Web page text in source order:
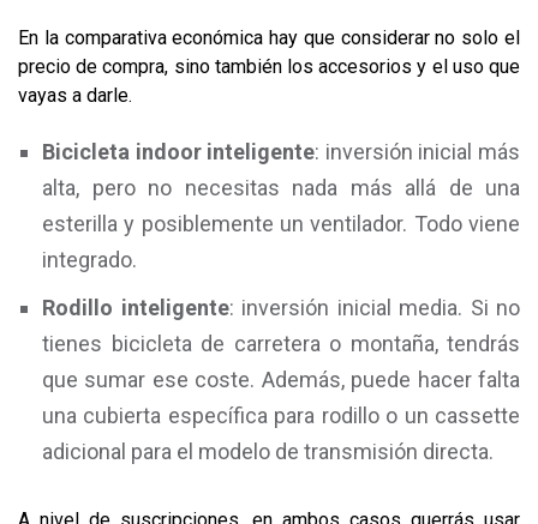
En la comparativa económica hay que considerar no solo el
precio de compra, sino también los accesorios y el uso que
vayas a darle.
Bicicleta indoor inteligente: inversión inicial más
alta, pero no necesitas nada más allá de una
esterilla y posiblemente un ventilador. Todo viene
integrado.
Rodillo inteligente: inversión inicial media. Si no
tienes bicicleta de carretera o montaña, tendrás
que sumar ese coste. Además, puede hacer falta
una cubierta específica para rodillo o un cassette
adicional para el modelo de transmisión directa.